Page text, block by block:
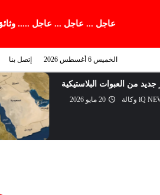
عاجل ... عاجل ... عاجل .....
الخميس 6 أغسطس 2026 إتصل بنا
إطلاق خط جديد يربط
والسعودية والأردن
20 مايو 2026